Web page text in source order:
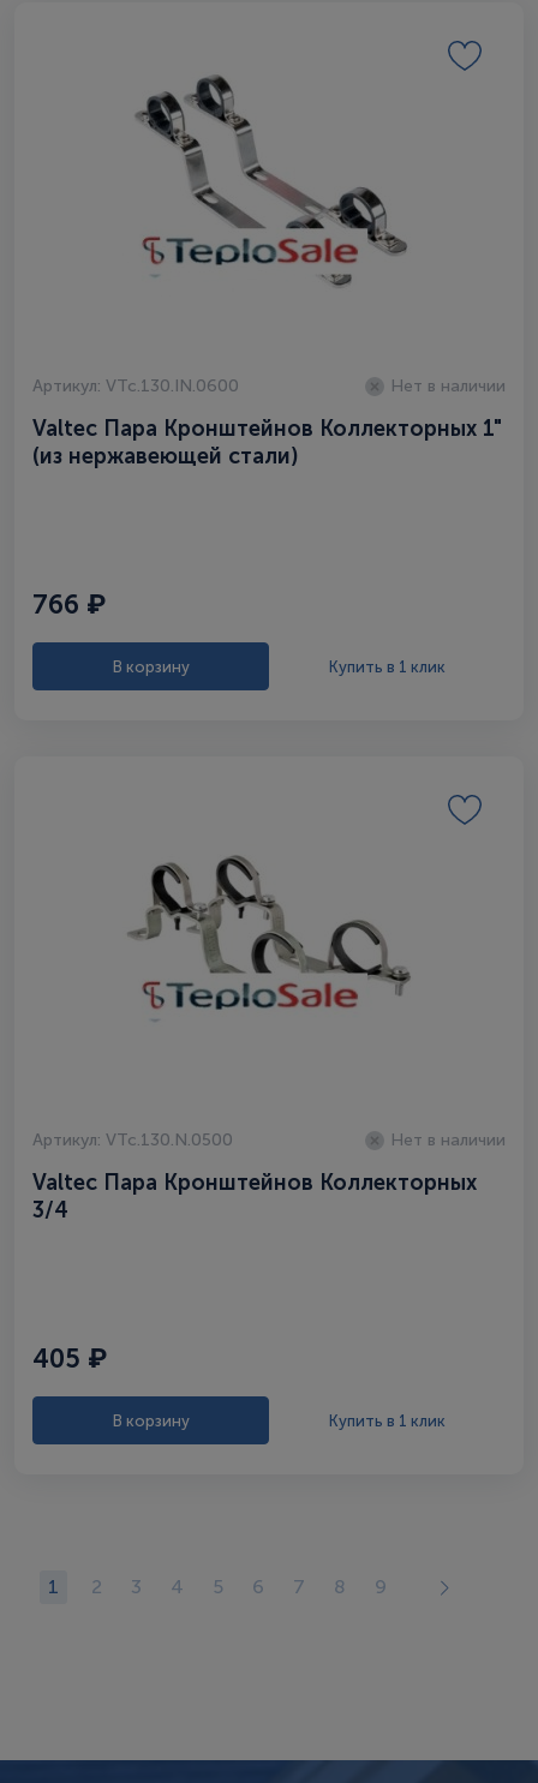
Артикул: VTc.130.IN.0600 Нет в наличии
Valtec Пара Кронштейнов Коллекторных 1"
(из нержавеющей стали)
766 ₽
В корзину Купить в 1 клик
Артикул: VTc.130.N.0500 Нет в наличии
Valtec Пара Кронштейнов Коллекторных
3/4
405 ₽
В корзину Купить в 1 клик
1 2 3 4 5 6 7 8 9